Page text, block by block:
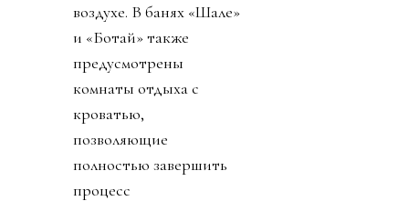
воздухе. В банях «Шале»
и «Ботай» также
предусмотрены
комнаты отдыха с
кроватью,
позволяющие
полностью завершить
процесс